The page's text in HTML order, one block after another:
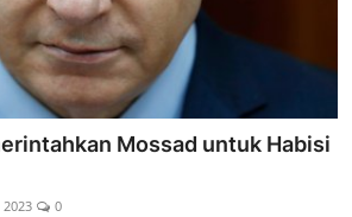
Mossad untuk Habisi
2023 0